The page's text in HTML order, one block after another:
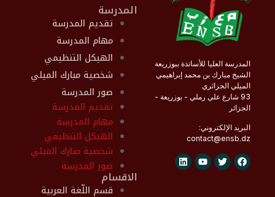
المدرسة العليا للأساتذة ببوزريعة
الشيخ مبارك بن محمد إبراهيمي
الميلي الجزائري
93 شارع علي رملي - بوزريعة -
الجزائر
البريد الإلكتروني:
contact@ensb.dz
المدرسة
تقديم المدرسة
مهام المدرسة
الهيكل التنظيمي
شخصية مبارك الميلي
صور المدرسة
تقديم المدرسة
مهام المدرسة
الهيكل التنظيمي
شخصية مبارك الميلي
صور المدرسة
الاقسام
قسم اللّغة العربية